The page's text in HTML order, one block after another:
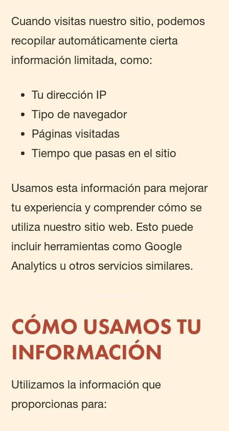
Cuando visitas nuestro sitio, podemos
recopilar automáticamente cierta
información limitada, como:
Tu dirección IP
Tipo de navegador
Páginas visitadas
Tiempo que pasas en el sitio
Usamos esta información para mejorar
tu experiencia y comprender cómo se
utiliza nuestro sitio web. Esto puede
incluir herramientas como Google
Analytics u otros servicios similares.
CÓMO USAMOS TU
INFORMACIÓN
Utilizamos la información que
proporcionas para: